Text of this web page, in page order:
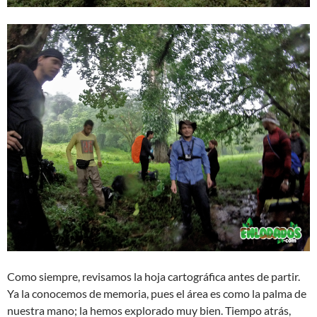
Como siempre, revisamos la hoja cartográfica antes de partir.
Ya la conocemos de memoria, pues el área es como la palma de
nuestra mano; la hemos explorado muy bien. Tiempo atrás,